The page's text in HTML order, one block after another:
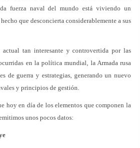
fuerza naval del mundo está viviendo un
que desconcierta considerablemente a sus
tan interesante y controvertida por las
en la política mundial, la Armada rusa
de guerra y estrategias, generando un nuevo
y principios de gestión.
hoy en día de los elementos que componen la
unos pocos datos: